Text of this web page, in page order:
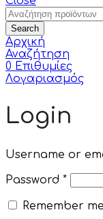
Search
Αρχική
Αναζήτηση
0 Επιθυμίες
Λογαριασμός
Login
Username or
Password *
Remember me